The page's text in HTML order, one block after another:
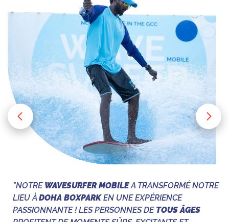
"NOTRE WAVESURFER MOBILEA TRANSFORMÉ NOTRE
LIEU ÀDOHA BOXPARKEN UNE EXPÉRIENCE
PASSIONNANTE ! LES PERSONNES DE TOUS ÂGES